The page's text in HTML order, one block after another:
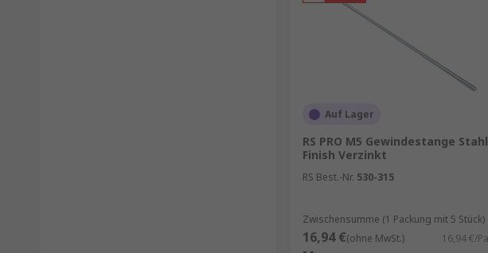
Auf Lager
RS PRO M5 Gewindestange
Finish Verzinkt
RS Best.-Nr. 530-315
Zwischensumme (1 Packung mit 5 Stück)
16,94 €(ohne MwSt.) 16,94 €/